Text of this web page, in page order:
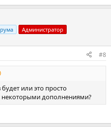
Администратор
#8
или это просто
некоторыми дополнениями?